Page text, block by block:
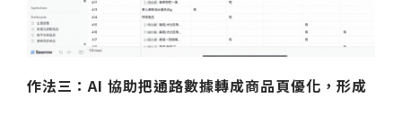
作法三：AI 協助把通路數據轉成商品頁優化，形成